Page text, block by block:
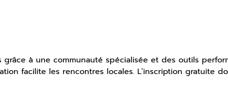
à une communauté spécialisée et des outils
facilite les rencontres locales. L’inscription gratuite